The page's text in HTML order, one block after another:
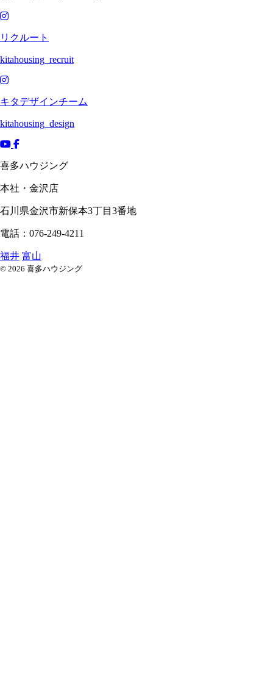
リクルート
kitahousing_recruit
キタデザインチーム
kitahousing_design
喜多ハウジング
本社・金沢店
石川県金沢市新保本3丁目3番地
電話：076-249-4211
福井 富山
© 2026 喜多ハウジング